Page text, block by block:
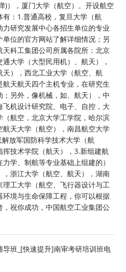
)），厦门大学（航空）。开设航空
：1.普通高校，复旦大学（航
研究发展中心各招生单位的专业
位的官方网站了解详细情况；另
科工集团公司所属各院所：北京
大学（大型民用机）、航天），
），西北工业大学（航空、航
天航天四个主机专业，在研究生
另外，像机械，如、航天），中
机设计研究院、电子、自控，大
航空，北京大学工学院，哈尔滨
天大学（航空），南昌航空大学
解放军国防科学技术大学（航
技术学院（航天），3.新组建航
学、制航等专业基础上组建的）
浙江大学（航空、航天），湖南
工大学（航空、飞行器设计与工
境与生命保障工程，你可以根据
祝你成功，中国航空工业集团公
导班_[快速提升]南审考研培训班电